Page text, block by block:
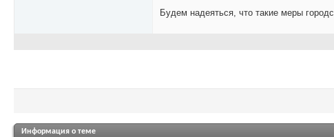
Будем надеяться, что такие меры
Информация о теме